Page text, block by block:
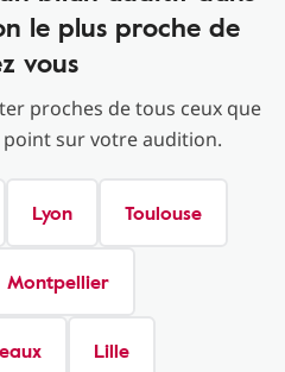
le plus proche de
vous
proches de tous ceux que
point sur votre audition.
Lyon Toulouse
Montpellier
Lille